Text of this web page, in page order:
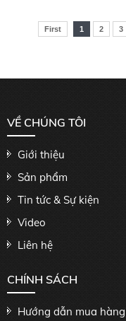
First 1 2 3
VỀ CHÚNG TÔI
Giới thiệu
Sản phẩm
Tin tức & Sự kiện
Video
Liên hệ
CHÍNH SÁCH
Hướng dẫn mua hàng